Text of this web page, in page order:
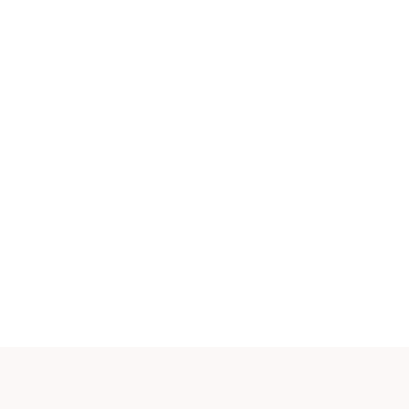
avec les réglementations. Personnalisez vos